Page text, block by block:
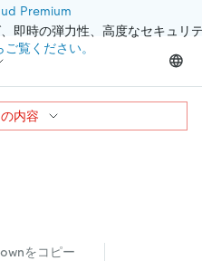
Premium
時の弾力性、高度なセキュリ
覧ください。
をコピー
内容